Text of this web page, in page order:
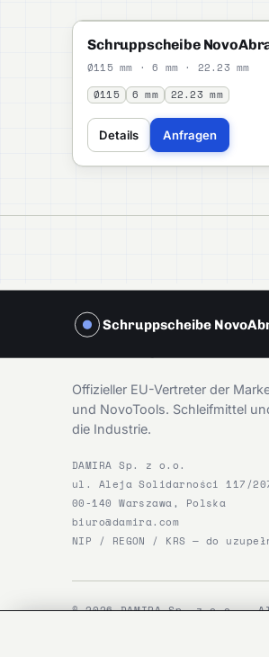
PROFI
Schruppscheibe
Ø115 mm · 6 mm · 22.23 mm
Ø115 6 mm 22.23 mm
Details Anfragen
Schruppscheibe
Offizieller EU-Vertreter der
und NovoTools. Schleifmittel
die Industrie.
DAMIRA Sp. z o.o.
ul. Aleja Solidarności 117/
00-140 Warszawa, Polska
biuro@damira.com
NIP / REGON / KRS — do
© 2026 DAMIRA Sp. z o.o. —